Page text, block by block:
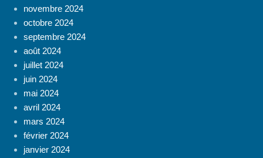
novembre 2024
octobre 2024
septembre 2024
août 2024
juillet 2024
juin 2024
mai 2024
avril 2024
mars 2024
février 2024
janvier 2024